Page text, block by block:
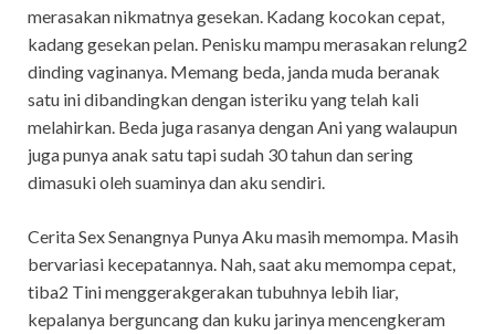
merasakan nikmatnya gesekan. Kadang kocokan cepat,
kadang gesekan pelan. Penisku mampu merasakan relung2
dinding vaginanya. Memang beda, janda muda beranak
satu ini dibandingkan dengan isteriku yang telah kali
melahirkan. Beda juga rasanya dengan Ani yang walaupun
juga punya anak satu tapi sudah 30 tahun dan sering
dimasuki oleh suaminya dan aku sendiri.
Cerita Sex Senangnya Punya Aku masih memompa. Masih
bervariasi kecepatannya. Nah, saat aku memompa cepat,
tiba2 Tini menggerakgerakan tubuhnya lebih liar,
kepalanya berguncang dan kuku jarinya mencengkeram